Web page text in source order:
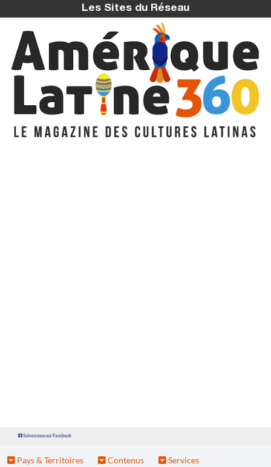
Les Sites du Réseau
Suivez nous sur Facebook
Pays & Territoires Contenus Services